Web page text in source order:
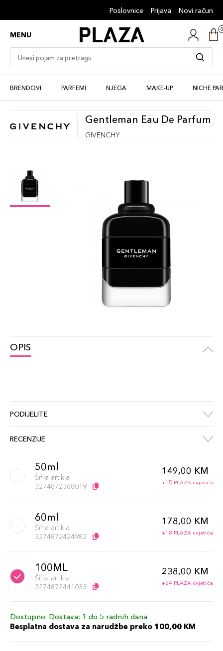
Poslovnice Prijava Novi račun
MENU
BRENDOVI PARFEMI NJEGA MAKE-UP NICHE
Gentleman Eau De Parfum
GIVENCHY
OPIS
PODIJELITE
RECENZIJE
50ml
Šifra artikla
3274872368019
149,00 KM
+15 PLAZA cvjetića
60ml
Šifra artikla
3274872424982
178,00 KM
+18 PLAZA cvjetića
100ML
Šifra artikla
3274872441033
238,00 KM
+24 PLAZA cvjetića
Dostupno. Dostava: 1 do 5 radnih dana
Besplatna dostava za narudžbe preko 100,00 KM